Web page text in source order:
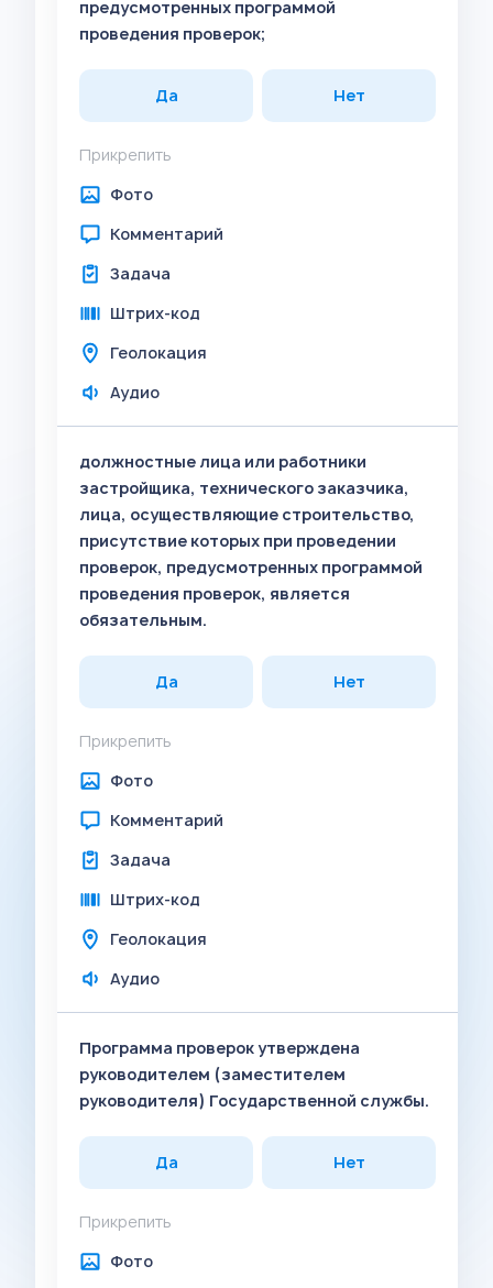
предусмотренных программой
проведения проверок;
Да Нет
Прикрепить
Фото
Комментарий
Задача
Штрих-код
Геолокация
Аудио
должностные лица или работники
застройщика, технического заказчика,
лица, осуществляющие строительство,
присутствие которых при проведении
проверок, предусмотренных программой
проведения проверок, является
обязательным.
Да Нет
Прикрепить
Фото
Комментарий
Задача
Штрих-код
Геолокация
Аудио
Программа проверок утверждена
руководителем (заместителем
руководителя) Государственной службы.
Да Нет
Прикрепить
Фото